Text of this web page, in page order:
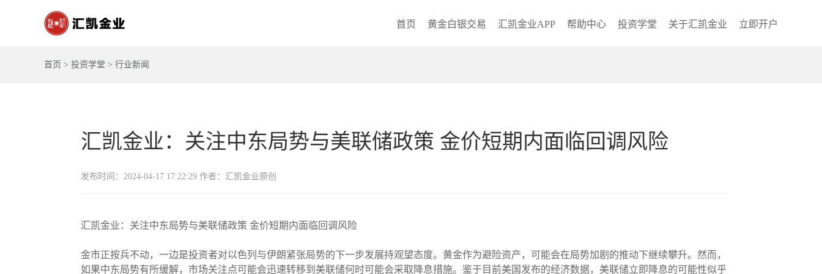
首页 黄金白银交易 汇凯金业APP 帮助中心 投资学堂 关于汇凯金业 立即开户
首页 > 投资学堂 > 行业新闻
汇凯金业：关注中东局势与美联储政策 金价短期内面临回调风险
发布时间：2024-04-17 17:22:29 作者：汇凯金业原创
汇凯金业：关注中东局势与美联储政策 金价短期内面临回调风险
金市正按兵不动，一边是投资者对以色列与伊朗紧张局势的下一步发展持观望态度。黄金作为避险资产，可能会在局势加剧的推动下继续攀升。然而，
如果中东局势有所缓解，市场关注点可能会迅速转移到美联储何时可能会采取降息措施。鉴于目前美国发布的经济数据，美联储立即降息的可能性似乎